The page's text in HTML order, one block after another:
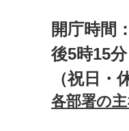
開庁時間
後5時15
（祝日・
各部署の